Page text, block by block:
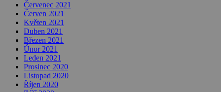
Červenec 2021
Červen 2021
Květen 2021
Duben 2021
Březen 2021
Únor 2021
Leden 2021
Prosinec 2020
Listopad 2020
Říjen 2020